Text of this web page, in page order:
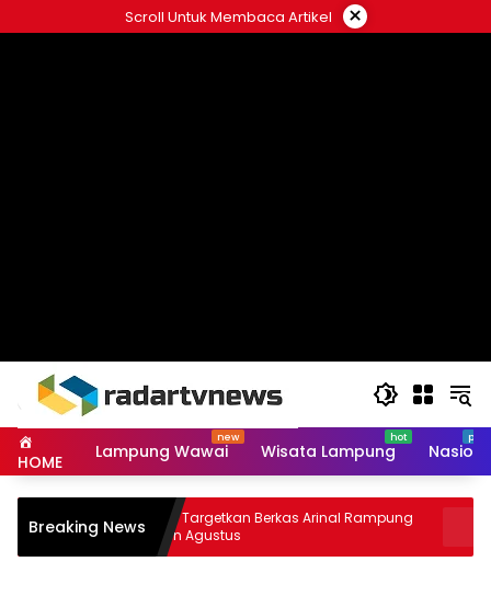
to
Scroll Untuk Membaca Artikel ×
HOME Lampung Wawai Wisata Lampung
Breaking News
Kejati Targetkan Berkas Arinal Rampung
Bulan Agustus